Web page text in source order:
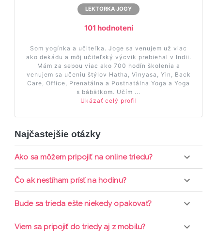
LEKTORKA JOGY
101 hodnotení
Som yogínka a učiteľka. Joge sa venujem už viac
ako dekádu a môj učiteľský výcvik prebiehal v Indii.
Mám za sebou viac ako 700 hodín školenia a
venujem sa učeniu štýlov Hatha, Vinyasa, Yin, Back
Care, Office, Prenatálna a Postnatálna Yoga a Yoga
s bábätkom. Učím ...
Ukázať celý profil
Najčastejšie otázky
Ako sa môžem pripojiť na online triedu?
Pripojenie do online triedy prebieha priamo cez
prihlásiť do triedy.
Čo ak nestíham prísť na hodinu?
Každá trieda sa nahráva a je k dispozícií po dobu 7
Bude sa trieda ešte niekedy opakovať?
Triedy sa priebežne opakujú, stačí sledovať ponuku
Viem sa pripojiť do triedy aj z mobilu?